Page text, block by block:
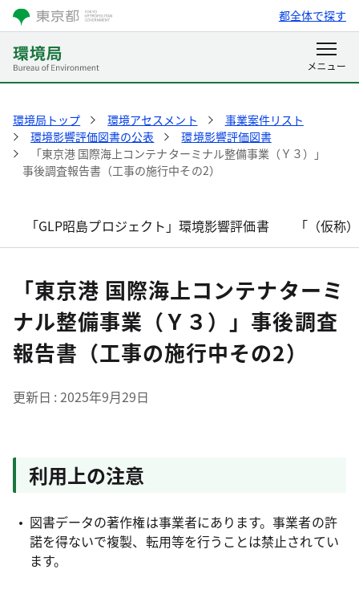
都全体で探す
環境局トップ 環境アセスメント
事業案件リスト
環境影響評価図書の公表
環境影響評価図書
「東京港 国際海上コンテナターミナル整備事業（Ｙ３）」
事後調査報告書（工事の施行中その2）
「GLP昭島プロジェクト」環境影響評価書 「（仮称
「東京港 国際海上コンテナターミ
ナル整備事業（Ｙ３）」事後調査
報告書（工事の施行中その2）
更新日 2025年9月29日
利用上の注意
図書データの著作権は事業者にあります。事業者の許
諾を得ないで複製、転用等を行うことは禁止されてい
ます。